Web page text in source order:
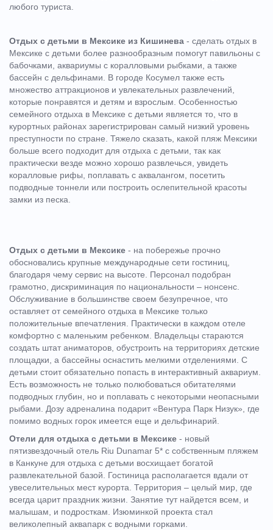
любого туриста.
Отдых с детьми в Мексике из Кишинева - сделать отдых в
Мексике с детьми более разнообразным помогут павильоны с
бабочками, аквариумы с коралловыми рыбками, а также
бассейн с дельфинами. В городе Косумел также есть
множество аттракционов и увлекательных развлечений,
которые понравятся и детям и взрослым. Особенностью
семейного отдыха в Мексике с детьми является то, что в
курортных районах зарегистрирован самый низкий уровень
преступности по стране. Тяжело сказать, какой пляж Мексики
больше всего подходит для отдыха с детьми, так как
практически везде можно хорошо развлечься, увидеть
коралловые рифы, поплавать с аквалангом, посетить
подводные тоннели или построить ослепительной красоты
замки из песка.
Отдых с детьми в Мексике - на побережье прочно
обосновались крупные международные сети гостиниц,
благодаря чему сервис на высоте. Персонал подобран
грамотно, дискриминация по национальности – нонсенс.
Обслуживание в большинстве своем безупречное, что
оставляет от семейного отдыха в Мексике только
положительные впечатления. Практически в каждом отеле
комфортно с маленьким ребенком. Владельцы стараются
создать штат аниматоров, обустроить на территориях детские
площадки, а бассейны оснастить мелкими отделениями. С
детьми стоит обязательно попасть в интерактивный аквариум.
Есть возможность не только полюбоваться обитателями
подводных глубин, но и поплавать с некоторыми неопасными
рыбами. Дозу адреналина подарит «Вентура Парк Низук», где
помимо водных горок имеется еще и дельфинарий.
Отели для отдыха с детьми в Мексике - новый
пятизвездочный отель Riu Dunamar 5* с собственным пляжем
в Канкуне для отдыха с детьми восхищает богатой
развлекательной базой. Гостиница располагается вдали от
увеселительных мест курорта. Территория – целый мир, где
всегда царит праздник жизни. Занятие тут найдется всем, и
малышам, и подросткам. Изюминкой проекта стал
великолепный аквапарк с водными горками.